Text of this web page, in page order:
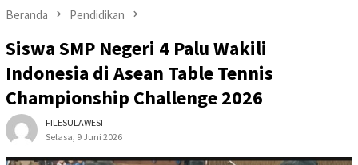
Beranda Pendidikan
Siswa SMP Negeri 4 Palu Wakili
Indonesia di Asean Table Tennis
Championship Challenge 2026
FILESULAWESI
Selasa, 9 Juni 2026